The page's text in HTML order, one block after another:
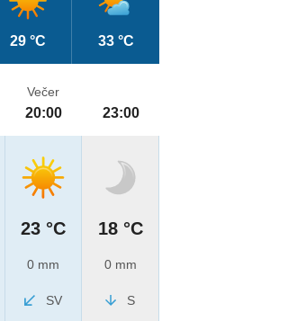
29 °C 33 °C
Večer
20:00
23 °C
0 mm
SV
23:00
18 °C
0 mm
S